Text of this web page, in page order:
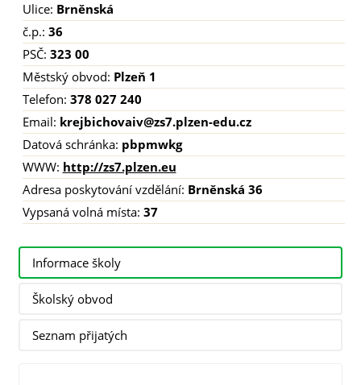
Ulice: Brněnská
č.p.: 36
PSČ: 323 00
Městský obvod: Plzeň 1
Telefon: 378 027 240
Email: krejbichovaiv@zs7.plzen-edu.cz
Datová schránka: pbpmwkg
WWW: http://zs7.plzen.eu
Adresa poskytování vzdělání: Brněnská 36
Vypsaná volná místa: 37
Informace školy
Školský obvod
Seznam přijatých